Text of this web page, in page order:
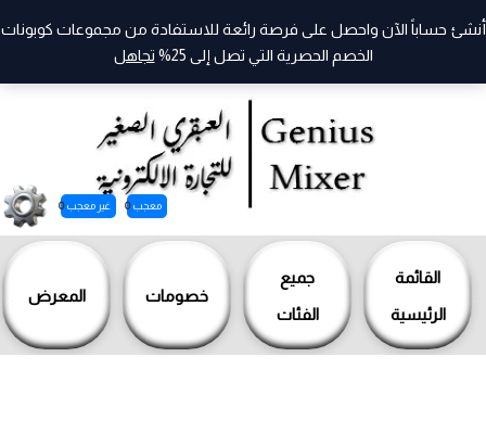
القائمة
الرئيسية
جميع
الفئات
خصومات المعرض
معجب 0 غير معجب 0
أنشئ حساباً الآن واحصل على فرصة رائعة للاستفادة من مجموعات كوبونات
الخصم الحصرية التي تصل إلى 25%
تجاهل
تخطي